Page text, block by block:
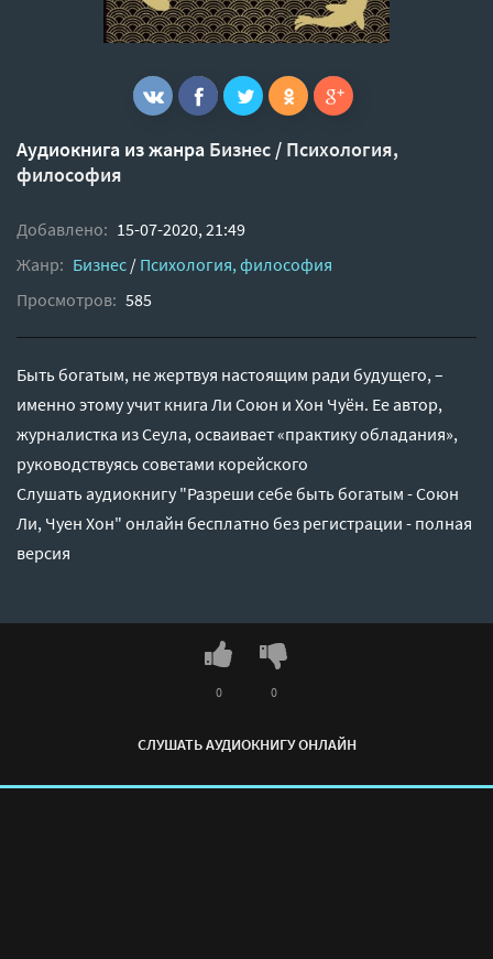
Аудиокнига из жанра Бизнес / Психология,
философия
Добавлено: 15-07-2020, 21:49
Жанр: Бизнес / Психология, философия
Просмотров: 585
Быть богатым, не жертвуя настоящим ради будущего, –
именно этому учит книга Ли Союн и Хон Чуён. Ее автор,
журналистка из Сеула, осваивает «практику обладания»,
руководствуясь советами корейского
Слушать аудиокнигу "Разреши себе быть богатым - Союн
Ли, Чуен Хон" онлайн бесплатно без регистрации - полная
версия
СЛУШАТЬ АУДИОКНИГУ ОНЛАЙН
0 0